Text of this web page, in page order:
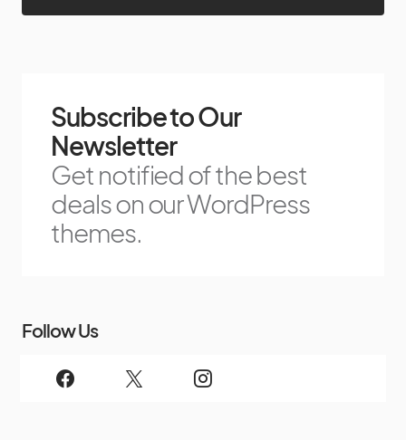
Subscribe to Our
Newsletter
Get notified of the best
deals on our WordPress
themes.
Follow Us